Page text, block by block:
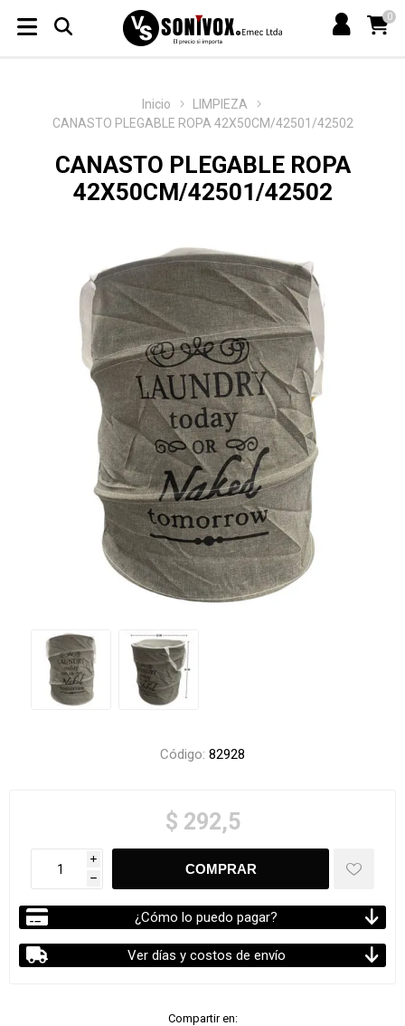
0
Inicio
LIMPIEZA
CANASTO PLEGABLE ROPA 42X50CM/42501/42502
CANASTO PLEGABLE ROPA
42X50CM/42501/42502
Código: 82928
$ 292,5
i
h
¿Cómo lo puedo pagar?
Ver días y costos de envío
Compartir en: